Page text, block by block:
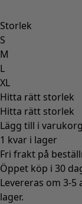
Storlek
S
M
L
XL
Hitta rätt storlek
Hitta rätt storlek
Lägg till i
1 kvar i lager
Fri frakt på
Öppet köp i 30
Levereras om 3-
lager.